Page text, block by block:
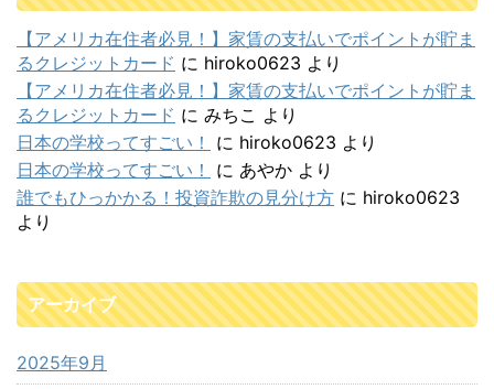
【アメリカ在住者必見！】家賃の支払いでポイントが貯ま
るクレジットカード に hiroko0623 より
【アメリカ在住者必見！】家賃の支払いでポイントが貯ま
るクレジットカード に みちこ より
日本の学校ってすごい！
に hiroko0623 より
日本の学校ってすごい！
に あやか より
誰でもひっかかる！投資詐欺の見分け方 に hiroko0623
より
アーカイブ
2025年9月